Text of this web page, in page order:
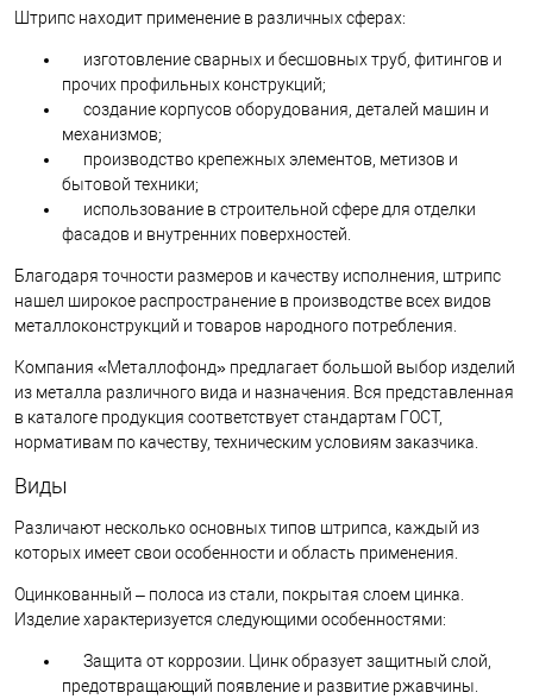
Штрипс находит применение в различных сферах:
изготовление сварных и бесшовных труб, фитингов и
прочих профильных конструкций;
создание корпусов оборудования, деталей машин и
механизмов;
производство крепежных элементов, метизов и
бытовой техники;
использование в строительной сфере для отделки
фасадов и внутренних поверхностей.
Благодаря точности размеров и качеству исполнения, штрипс
нашел широкое распространение в производстве всех видов
металлоконструкций и товаров народного потребления.
Компания «Металлофонд» предлагает большой выбор изделий
из металла различного вида и назначения. Вся представленная
в каталоге продукция соответствует стандартам ГОСТ,
нормативам по качеству, техническим условиям заказчика.
Виды
Различают несколько основных типов штрипса, каждый из
которых имеет свои особенности и область применения.
Оцинкованный – полоса из стали, покрытая слоем цинка.
Изделие характеризуется следующими особенностями:
Защита от коррозии. Цинк образует защитный слой,
предотвращающий появление и развитие ржавчины.